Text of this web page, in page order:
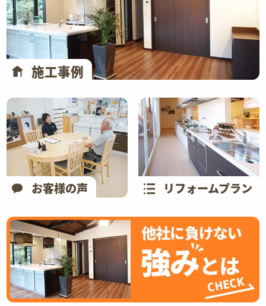
施工事例
お客様の声 リフォームプラン